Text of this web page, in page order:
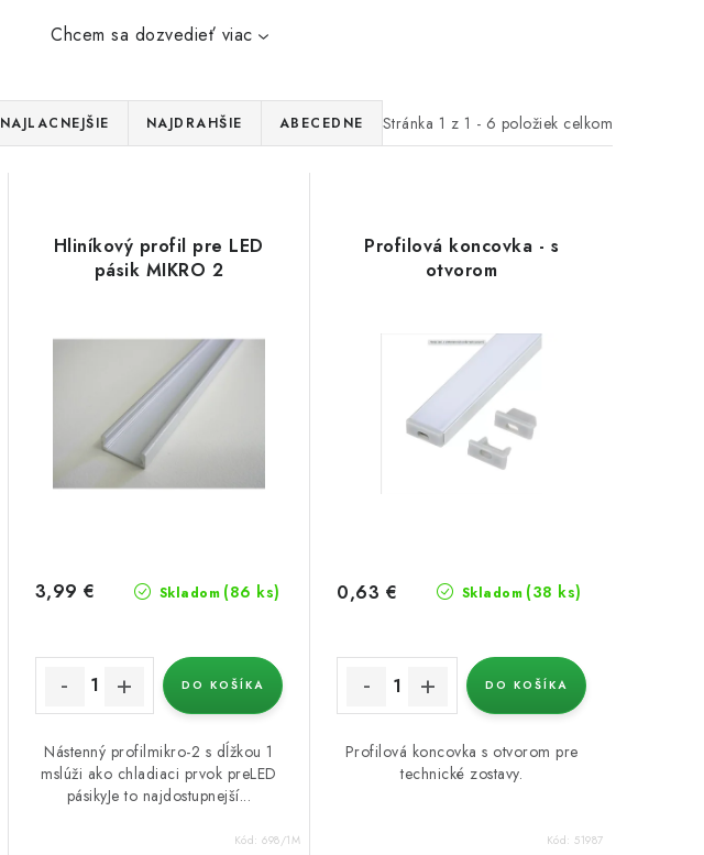
Chcem sa dozvedieť viac
Stránka 1 z 1 - 6 položiek celkom
NAJLACNEJŠIE NAJDRAHŠIE ABECEDNE
Hliníkový profil pre LED
pásik MIKRO 2
Skladom (86 ks)
3,99 €
DO KOŠÍKA
Nástenný profilmikro-2 s dĺžkou 1
mslúži ako chladiaci prvok preLED
pásikyJe to najdostupnejší...
Kód:698/1M
Profilová koncovka - s
otvorom
Skladom (38 ks)
0,63 €
DO KOŠÍKA
Profilová koncovka s otvorom pre
technické zostavy.
Kód:51987